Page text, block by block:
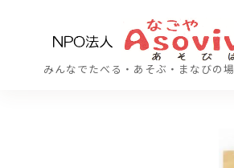
みんなでたべる・あそぶ・まなびの場